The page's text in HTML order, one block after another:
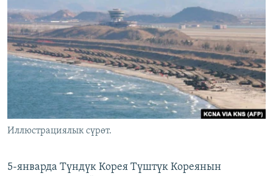
ЭЖЕ-СИҢДИЛЕР
АЗАТТЫК+
ЫҢГАЙСЫЗ СУРООЛОР
ОНЛАЙН ШЕРИНЕ
ЭЕ/АРнун бардык сайттары
Иллюстрациялык сүрөт.
5-январда Түндүк Корея Түштүк Кореянын